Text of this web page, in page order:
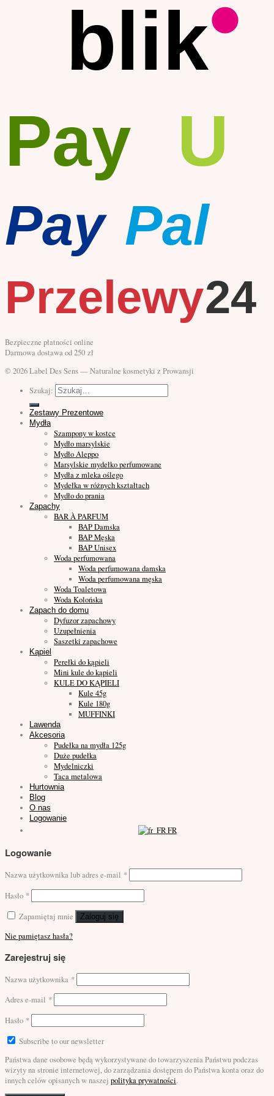
blik
Pay U
Pay Pal
Przelewy24
Bezpieczne płatności online
Darmowa dostawa od 250 zł
© 2026 Label Des Sens — Naturalne kosmetyki z Prowansji
Szukaj:
Zestawy Prezentowe
Mydła
Szampony w kostce
Mydło marsylskie
Mydło Aleppo
Marsylskie mydełko perfumowane
Mydła z mleka oślego
Mydełka w różnych kształtach
Mydło do prania
Zapachy
BAR À PARFUM
BAP Damska
BAP Męska
BAP Unisex
Woda perfumowana
Woda perfumowana damska
Woda perfumowana męska
Woda Toaletowa
Woda Kolońska
Zapach do domu
Dyfuzor zapachowy
Uzupełnienia
Saszetki zapachowe
Kąpiel
Perełki do kąpieli
Mini kule do kąpieli
KULE DO KĄPIELI
Kule 45g
Kule 180g
MUFFINKI
Lawenda
Akcesoria
Pudełka na mydła 125g
Duże pudełka
Mydelniczki
Taca metalowa
Hurtownia
Blog
O nas
Logowanie
FR
Logowanie
Nazwa użytkownika lub adres e-mail *
Hasło *
Zapamiętaj mnie Zaloguj się
Nie pamiętasz hasła?
Zarejestruj się
Nazwa użytkownika *
Adres e-mail *
Hasło *
Subscribe to our newsletter
Państwa dane osobowe będą wykorzystywane do towarzyszenia Państwu podczas
wizyty na stronie internetowej, do zarządzania dostępem do Państwa konta oraz do
innych celów opisanych w naszej polityka prywatności.